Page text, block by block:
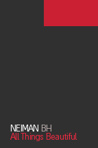
NEIMAN BH
All Things Beautiful